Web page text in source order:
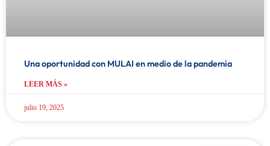
Una oportunidad con MULAI en medio de la pandemia
LEER MÁS »
julio 19, 2025